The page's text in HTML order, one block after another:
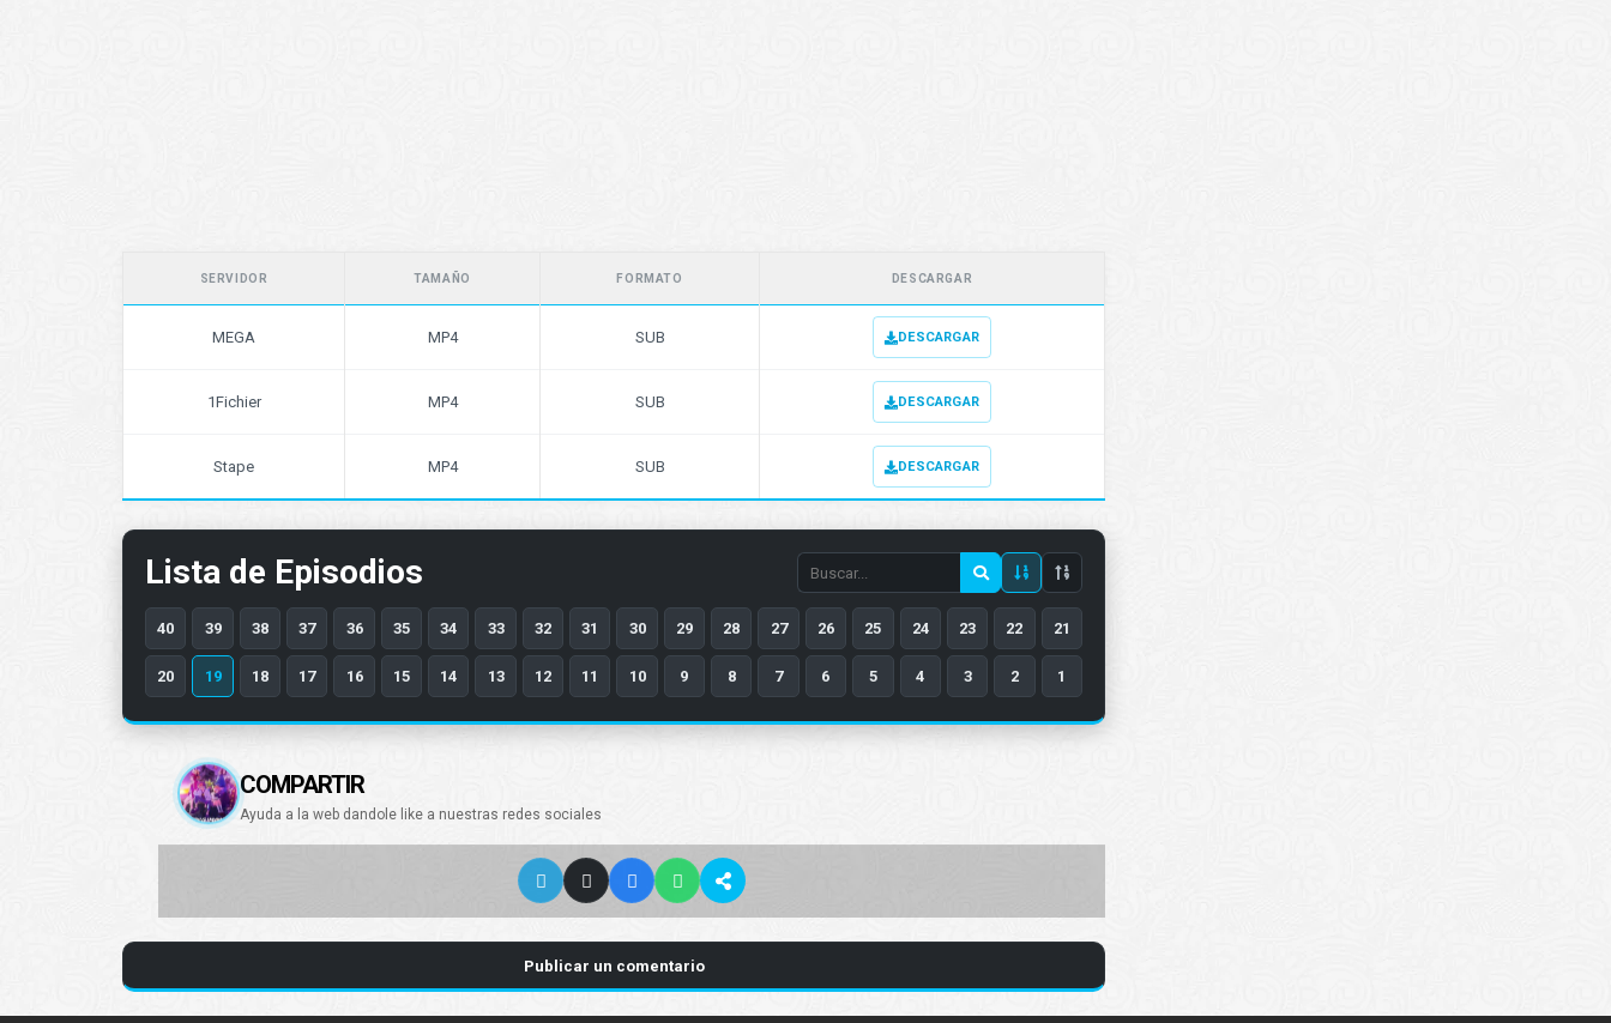
SERVIDOR TAMAÑO FORMATO DESCARGAR
MEGA MP4 SUB DESCARGAR
1Fichier MP4 SUB DESCARGAR
Stape MP4 SUB DESCARGAR
Lista de Episodios
Search
episode
number
40 39 38 37 36 35 34 33 32 31 30 29 28 27 26 25 24 23 22 21
20 19 18 17 16 15 14 13 12 11 10 9 8 7 6 5 4 3 2 1
COMPARTIR
Ayuda a la web dandole like a nuestras redes sociales
Publicar un comentario